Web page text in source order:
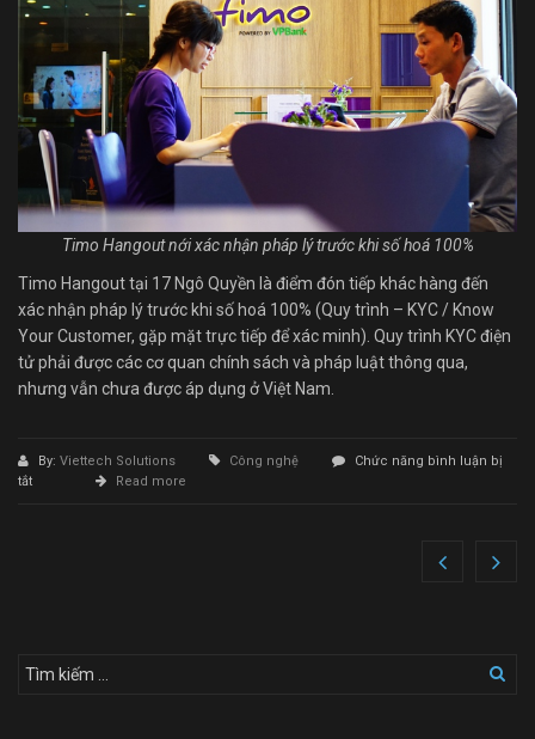
Timo Hangout nới xác nhận pháp lý trước khi số hoá 100%
Timo Hangout tại 17 Ngô Quyền là điểm đón tiếp khác hàng đến
xác nhận pháp lý trước khi số hoá 100% (Quy trình – KYC / Know
Your Customer, gặp mặt trực tiếp để xác minh). Quy trình KYC điện
tử phải được các cơ quan chính sách và pháp luật thông qua,
nhưng vẫn chưa được áp dụng ở Việt Nam.
By: Viettech Solutions Công nghệ
Chức năng bình luận bị
tắtở
yếu
Read more